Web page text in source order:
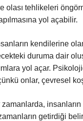
olası tehlikeleri
yol açabilir.
kendilerine
duruma dair
yol açar.
onlar, çevresel
insanların
getirdiği